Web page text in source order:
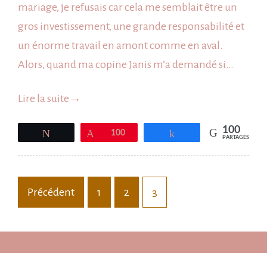
dans
les
Landes
mariage, je refusais car cela me semblait être un
gros investissement, une grande responsabilité et
un énorme travail en amont comme en aval.
Alors, quand ma copine Janis m’a demandé si…
Lire la suite →
Tweetez Épingle
100 Partagez 100
PARTAGES
des
publications
Précédent 1 2 3